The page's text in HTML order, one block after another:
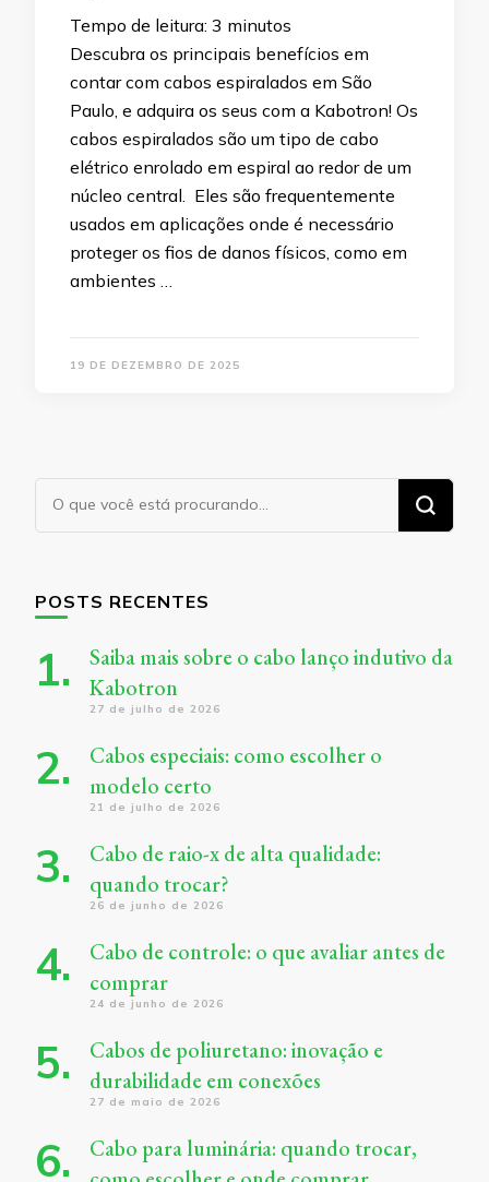
Tempo de leitura: 3 minutos
Descubra os principais benefícios em
contar com cabos espiralados em São
Paulo, e adquira os seus com a Kabotron! Os
cabos espiralados são um tipo de cabo
elétrico enrolado em espiral ao redor de um
núcleo central. Eles são frequentemente
usados em aplicações onde é necessário
proteger os fios de danos físicos, como em
ambientes …
19 DE DEZEMBRO DE 2025
Procurando
algo?
POSTS RECENTES
Saiba mais sobre o cabo lanço indutivo da
Kabotron
27 de julho de 2026
Cabos especiais: como escolher o
modelo certo
21 de julho de 2026
Cabo de raio-x de alta qualidade:
quando trocar?
26 de junho de 2026
Cabo de controle: o que avaliar antes de
comprar
24 de junho de 2026
Cabos de poliuretano: inovação e
durabilidade em conexões
27 de maio de 2026
Cabo para luminária: quando trocar,